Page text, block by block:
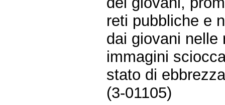
reti pubbliche e
dai giovani nelle
immagini
stato di
(3-01105)